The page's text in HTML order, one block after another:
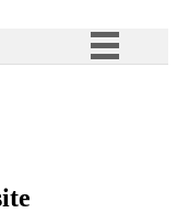
à informação